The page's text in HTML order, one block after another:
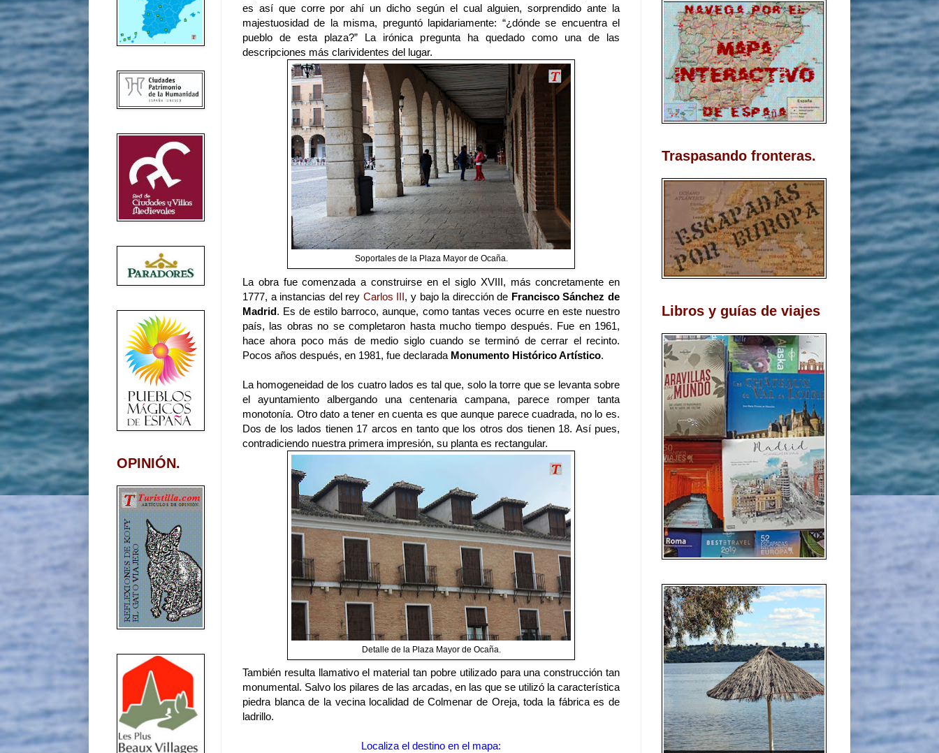
es así que corre por ahí un dicho según el cual alguien, sorprendido ante la
majestuosidad de la misma, preguntó lapidariamente: “¿dónde se encuentra el
pueblo de esta plaza?” La irónica pregunta ha quedado como una de las
descripciones más clarividentes del lugar.
Soportales de la Plaza Mayor de Ocaña.
La obra fue comenzada a construirse en el siglo XVIII, más concretamente en
1777, a instancias del rey Carlos III, y bajo la dirección de Francisco Sánchez de
Madrid. Es de estilo barroco, aunque, como tantas veces ocurre en este nuestro
país, las obras no se completaron hasta mucho tiempo después. Fue en 1961,
hace ahora poco más de medio siglo cuando se terminó de cerrar el recinto.
Pocos años después, en 1981, fue declarada Monumento Histórico Artístico.
La homogeneidad de los cuatro lados es tal que, solo la torre que se levanta sobre
el ayuntamiento albergando una centenaria campana, parece romper tanta
monotonía. Otro dato a tener en cuenta es que aunque parece cuadrada, no lo es.
Dos de los lados tienen 17 arcos en tanto que los otros dos tienen 18. Así pues,
contradiciendo nuestra primera impresión, su planta es rectangular.
Detalle de la Plaza Mayor de Ocaña.
También resulta llamativo el material tan pobre utilizado para una construcción tan
monumental. Salvo los pilares de las arcadas, en las que se utilizó la característica
piedra blanca de la vecina localidad de Colmenar de Oreja, toda la fábrica es de
ladrillo.
Localiza el destino en el mapa:
OPINIÓN.
Traspasando fronteras.
Libros y guías de viajes